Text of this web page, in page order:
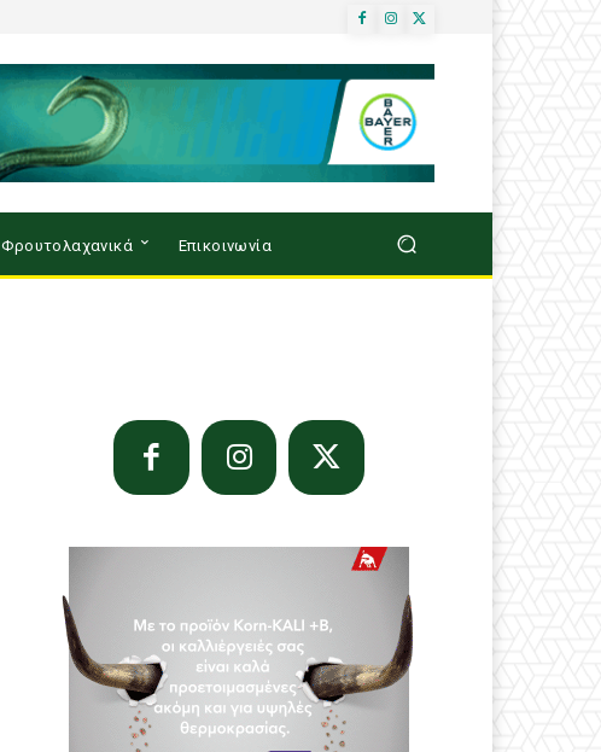
Φρουτολαχανικά Επικοινωνία